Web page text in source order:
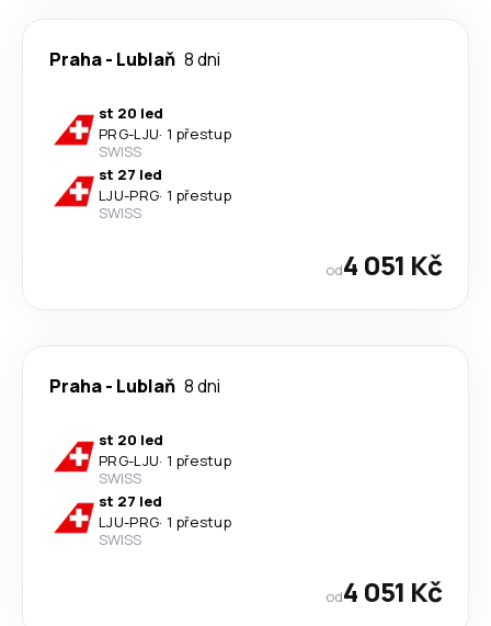
Praha- Lublaň 8 dni
st 20 led
PRG-LJU· 1 přestup
SWISS
st 27 led
LJU-PRG· 1 přestup
SWISS
od4 051 Kč
Praha- Lublaň 8 dni
st 20 led
PRG-LJU· 1 přestup
SWISS
st 27 led
LJU-PRG· 1 přestup
SWISS
od4 051 Kč